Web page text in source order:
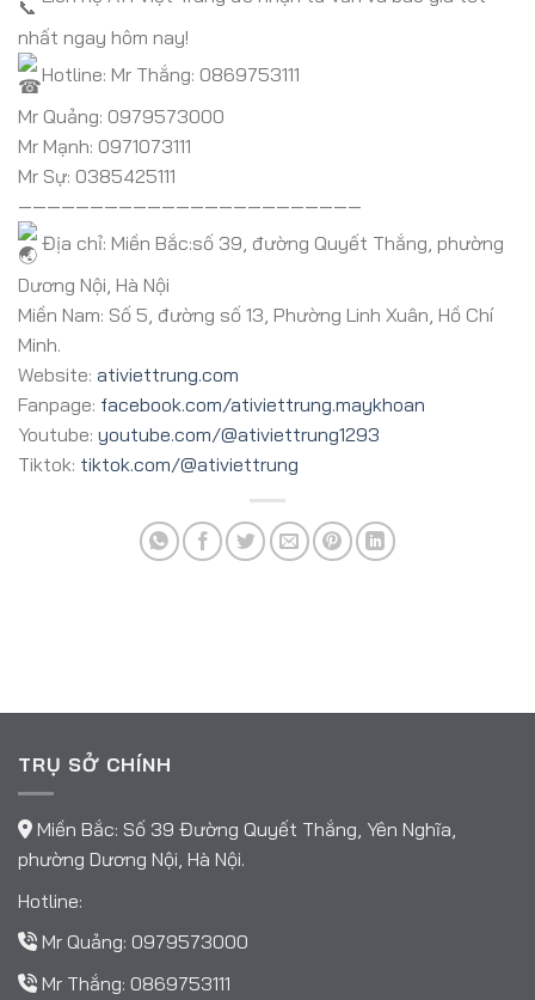
nhất ngay hôm nay!
Hotline: Mr Thắng: 0869753111
Mr Quảng: 0979573000
Mr Mạnh: 0971073111
Mr Sự: 0385425111
————————————————————————
Địa chỉ: Miền Bắc:số 39, đường Quyết Thắng, phường
Dương Nội, Hà Nội
Miền Nam: Số 5, đường số 13, Phường Linh Xuân, Hồ Chí
Minh.
Website: ativiettrung.com
Fanpage: facebook.com/ativiettrung.maykhoan
Youtube: youtube.com/@ativiettrung1293
Tiktok: tiktok.com/@ativiettrung
TRỤ SỞ CHÍNH
Miền Bắc: Số 39 Đường Quyết Thắng, Yên Nghĩa,
phường Dương Nội, Hà Nội.
Hotline:
Mr Quảng: 0979573000
Mr Thắng: 0869753111